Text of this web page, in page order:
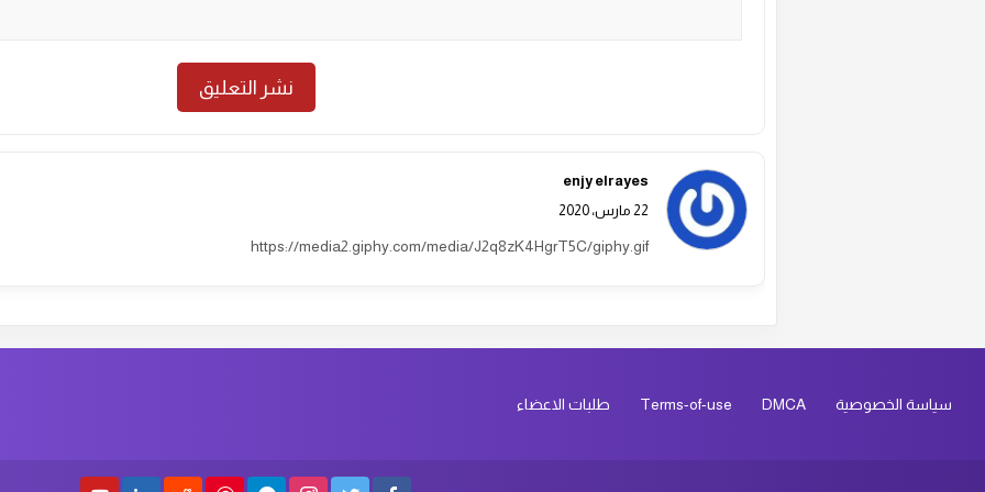
enjy elrayes
22 مارس، 2020
https://media2.giphy.com/media/J2q8zK4HgrT5C/giphy.gif
سياسة الخصوصية DMCA
Terms-of-use طلبات الاعضاء